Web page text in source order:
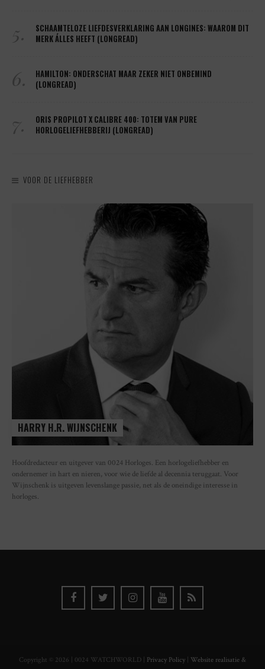
5.
SCHAAMTELOZE LIEFDESVERKLARING AAN LONGINES: WAAROM DIT
MERK ÁLLES HEEFT (LONGREAD)
6.
HAMILTON: ONDERSCHAT MAAR ZEKER NIET ONBEMIND
(LONGREAD)
7.
ORIS PROPILOT X CALIBRE 400: TOTEM VAN PURE
HORLOGELIEFHEBBERIJ (LONGREAD)
VOOR DE LIEFHEBBER
HARRY H.R. WIJNSCHENK
Hoofdredacteur en uitgever van 0024 Horloges. Een horlogeliefhebber en
ondernemer in hart en nieren, voor wie de liefde al decennia teruggaat. Voor
Wijnschenk is uitgeven levenslange passie, net als de oneindige interesse in
horloges.
Copyright © 2026 | 0024 WATCHWORLD | Privacy Policy Website realisatie &